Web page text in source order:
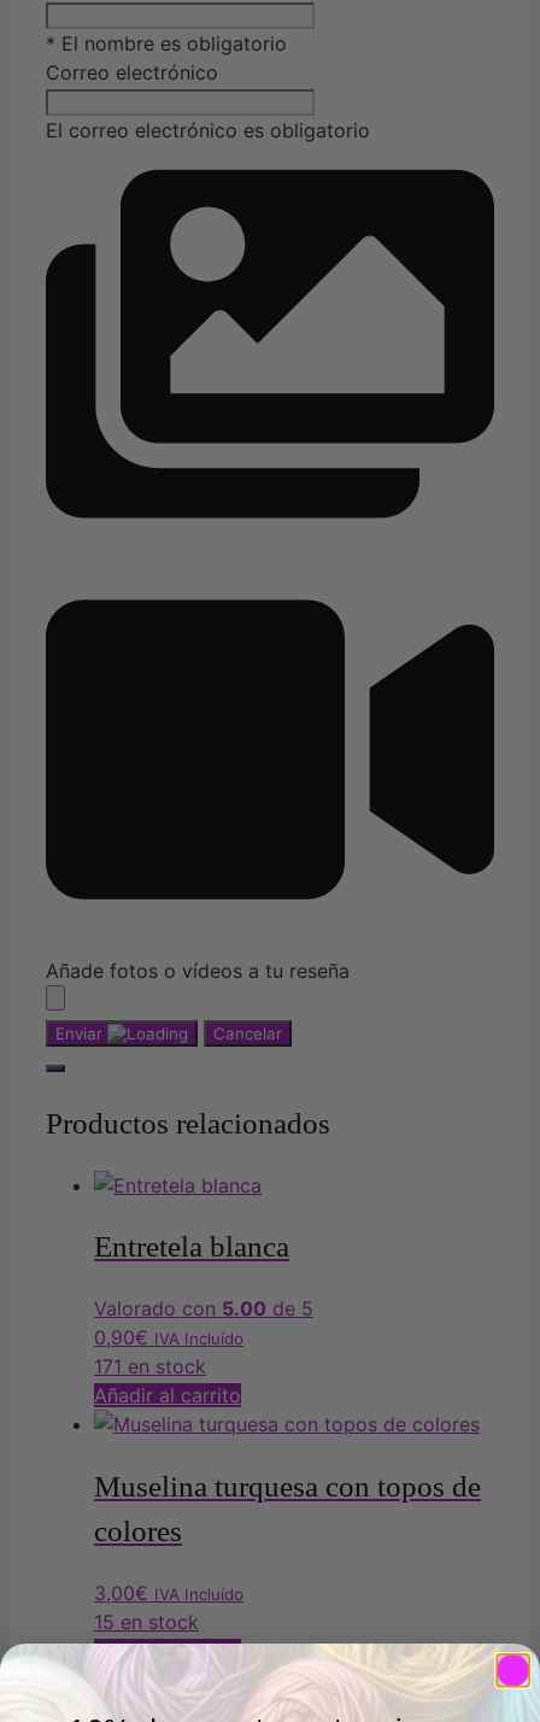
* El nombre es obligatorio
Correo electrónico
El correo electrónico es obligatorio
Añade fotos o vídeos a tu reseña
Enviar Cancelar
Productos relacionados
Entretela blanca
Valorado con 5.00 de 5
0,90€ IVA Incluído
171 en stock
Añadir al carrito
Muselina turquesa con topos de
colores
3,00€ IVA Incluído
15 en stock
Añadir al carrito